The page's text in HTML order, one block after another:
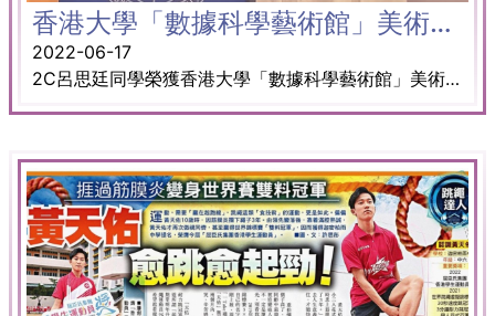
香港大學「數據科學藝術館」美術創作比賽
2022-06-17
2C呂思廷同學榮獲香港大學「數據科學藝術館」美術創作比賽中學組金獎。其作品將會繪畫在港大研究院大樓上。